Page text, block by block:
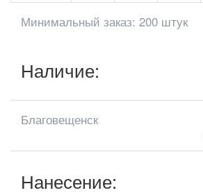
Минимальный заказ: 200 штук
Наличие:
Благовещенск
Нанесение: